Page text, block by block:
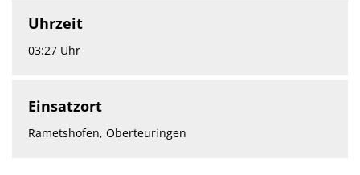
Uhrzeit
03:27 Uhr
Einsatzort
Rametshofen, Oberteuringen